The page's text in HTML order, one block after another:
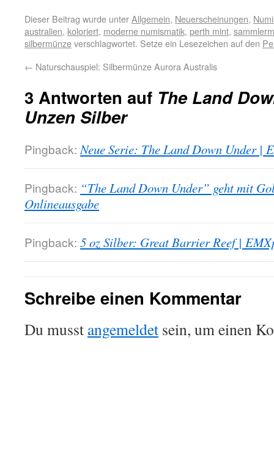
Dieser Beitrag wurde unterAllgemein, Neuerscheinungen,
australien, koloriert, moderne numismatik, perth mint,
silbermünzeverschlagwortet. Setze ein Lesezeichen auf den
← Naturschauspiel: Silbermünze Aurora Australis
3 Antworten auf The Land
Unzen Silber
Pingback: Neue Serie: The Land Down Under |
Pingback: “The Land Down Under” geht mit
Onlineausgabe
Pingback: 5 oz Silber: Great Barrier Reef |
Schreibe einen Kommentar
Du musst angemeldet sein, um einen